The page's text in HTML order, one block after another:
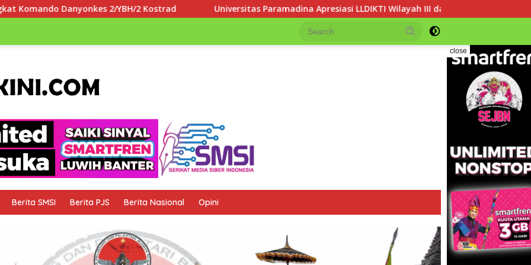
YBH/2 Kostrad Universitas Paramadina Apresiasi LLDIKTI Wilayah III dalam Memperjuangkan Eksistensi Perguruan
close
Berita SMSI Berita PJS Berita Nasional Opini